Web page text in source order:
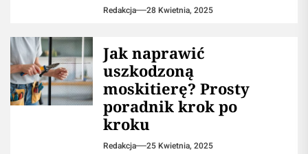
Redakcja 28 Kwietnia, 2025
Jak naprawić
uszkodzoną
moskitierę? Prosty
poradnik krok po
kroku
Redakcja 25 Kwietnia, 2025